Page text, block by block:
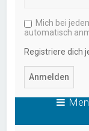
Mich bei
automatisch
Registriere dich